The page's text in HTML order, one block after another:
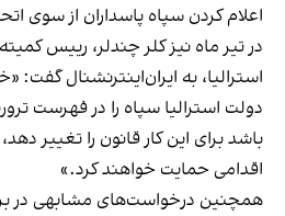
اعلام کردن سپاه پاسداران از سوی
در تیر ماه نیز کلر چندلر، رییس
استرالیا، به ایران‌اینترنشنال گفت:
دولت استرالیا سپاه را در فهرست
باشد برای این کار قانون را تغییر
اقدامی حمایت خواهند کرد.»
همچنین درخواست‌های مشابهی در